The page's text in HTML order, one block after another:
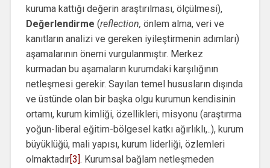
kuruma kattığı değerin araştırılması, ölçülmesi),
Değerlendirme (reflection, önlem alma, veri ve
kanıtların analizi ve gereken iyileştirmenin adımları)
aşamalarının önemi vurgulanmıştır. Merkez
kurmadan bu aşamaların kurumdaki karşılığının
netleşmesi gerekir. Sayılan temel hususların dışında
ve üstünde olan bir başka olgu kurumun kendisinin
ortamı, kurum kimliği, özellikleri, misyonu (araştırma
yoğun-liberal eğitim-bölgesel katkı ağırlıklı,..), kurum
büyüklüğü, mali yapısı, kurum liderliği, özlemleri
olmaktadır[3]. Kurumsal bağlam netleşmeden